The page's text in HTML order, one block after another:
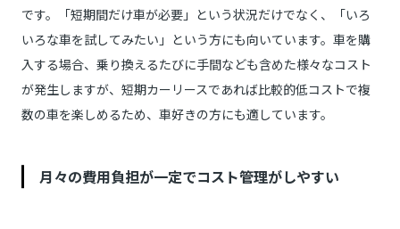
です。「短期間だけ車が必要」という状況だけでなく、「いろ
いろな車を試してみたい」という方にも向いています。車を購
入する場合、乗り換えるたびに手間なども含めた様々なコスト
が発生しますが、短期カーリースであれば比較的低コストで複
数の車を楽しめるため、車好きの方にも適しています。
月々の費用負担が一定でコスト管理がしやすい